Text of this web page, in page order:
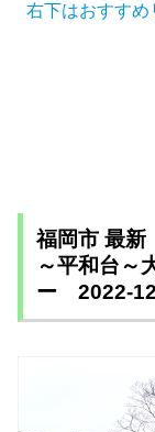
右下はおすす
福岡市 最
～平和台～
ー 2022-